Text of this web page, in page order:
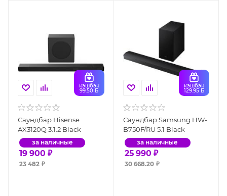
кэшбэк
99.50 Б
Саундбар Hisense
AX3120Q 3.1.2 Black
за наличные
19 900 ₽
23 482 ₽
кэшбэк
129.95 Б
Саундбар Samsung HW-
B750F/RU 5.1 Black
за наличные
25 990 ₽
30 668.20 ₽